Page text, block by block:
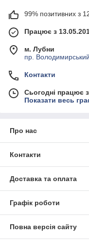
99% позитивних з
Працює з
м. Лубни
пр.
Контакти
Сьогодні працює
Показати весь
Про нас
Контакти
Доставка та оплата
Графік роботи
Повна версія сайту